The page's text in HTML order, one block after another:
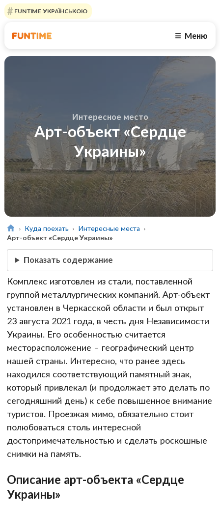
FUNTIME УКРАЇНСЬКОЮ
☰ Меню
Интересное место
Арт-объект «Сердце
Украины»
Куда поехать
Интересные места
Арт-объект «Сердце Украины»
Показать содержание
Комплекс изготовлен из стали, поставленной
группой металлургических компаний. Арт-объект
установлен в Черкасской области и был открыт
23 августа 2021 года, в честь дня Независимости
Украины. Его особенностью считается
месторасположение – географический центр
нашей страны. Интересно, что ранее здесь
находился соответствующий памятный знак,
который привлекал (и продолжает это делать по
сегодняшний день) к себе повышенное внимание
туристов. Проезжая мимо, обязательно стоит
полюбоваться столь интересной
достопримечательностью и сделать роскошные
снимки на память.
Описание арт-объекта «Сердце
Украины»